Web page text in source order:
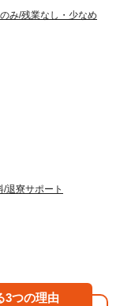
み/残業なし・少なめ
退寮サポート
3つの理由